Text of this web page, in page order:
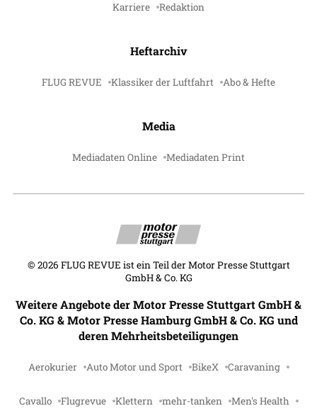
Karriere Redaktion
Heftarchiv
FLUG REVUE Klassiker der Luftfahrt Abo & Hefte
Media
Mediadaten Online Mediadaten Print
© 2026 FLUG REVUE ist ein Teil der Motor Presse Stuttgart
GmbH & Co. KG
Weitere Angebote der Motor Presse Stuttgart GmbH &
Co. KG & Motor Presse Hamburg GmbH & Co. KG und
deren Mehrheitsbeteiligungen
Aerokurier Auto Motor und Sport BikeX Caravaning
Cavallo Flugrevue Klettern mehr-tanken Men's Health